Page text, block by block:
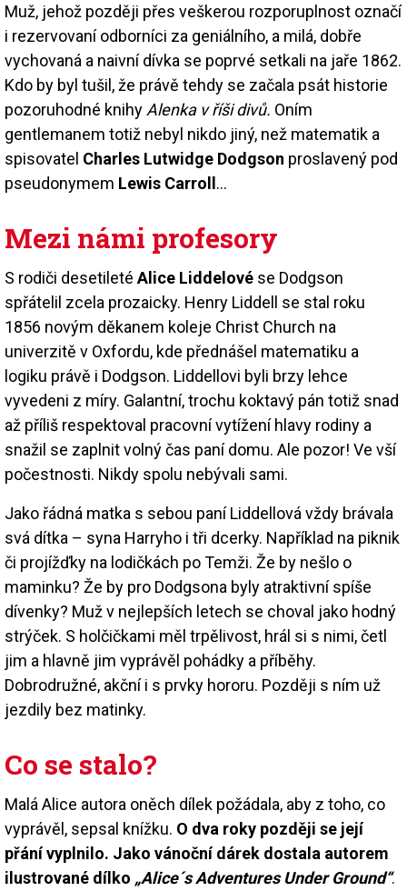
Muž, jehož později přes veškerou rozporuplnost označí
i rezervovaní odborníci za geniálního, a milá, dobře
vychovaná a naivní dívka se poprvé setkali na jaře 1862.
Kdo by byl tušil, že právě tehdy se začala psát historie
pozoruhodné knihy Alenka v říši divů. Oním
gentlemanem totiž nebyl nikdo jiný, než matematik a
spisovatel Charles Lutwidge Dodgson proslavený pod
pseudonymem Lewis Carroll…
Mezi námi profesory
S rodiči desetileté Alice Liddelové se Dodgson
spřátelil zcela prozaicky. Henry Liddell se stal roku
1856 novým děkanem koleje Christ Church na
univerzitě v Oxfordu, kde přednášel matematiku a
logiku právě i Dodgson. Liddellovi byli brzy lehce
vyvedeni z míry. Galantní, trochu koktavý pán totiž snad
až příliš respektoval pracovní vytížení hlavy rodiny a
snažil se zaplnit volný čas paní domu. Ale pozor! Ve vší
počestnosti. Nikdy spolu nebývali sami.
Jako řádná matka s sebou paní Liddellová vždy brávala
svá dítka – syna Harryho i tři dcerky. Například na piknik
či projížďky na lodičkách po Temži. Že by nešlo o
maminku? Že by pro Dodgsona byly atraktivní spíše
dívenky? Muž v nejlepších letech se choval jako hodný
strýček. S holčičkami měl trpělivost, hrál si s nimi, četl
jim a hlavně jim vyprávěl pohádky a příběhy.
Dobrodružné, akční i s prvky hororu. Později s ním už
jezdily bez matinky.
Co se stalo?
Malá Alice autora oněch dílek požádala, aby z toho, co
vyprávěl, sepsal knížku. O dva roky později se její
přání vyplnilo. Jako vánoční dárek dostala autorem
ilustrované dílko „Alice´s Adventures Under Ground“.